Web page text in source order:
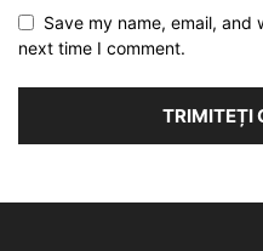
Save my name, email,
next time I comment.